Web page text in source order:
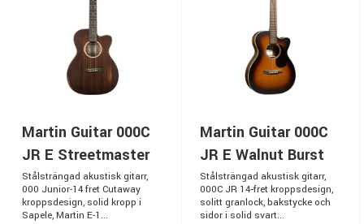
Martin Guitar 000C
JR E Streetmaster
Stålsträngad akustisk gitarr,
000 Junior-14 fret Cutaway
kroppsdesign, solid kropp i
Sapele, Martin E-1...
Martin Guitar 000C
JR E Walnut Burst
Stålsträngad akustisk gitarr,
000C JR 14‑fret kroppsdesign,
solitt granlock, bakstycke och
sidor i solid svart...